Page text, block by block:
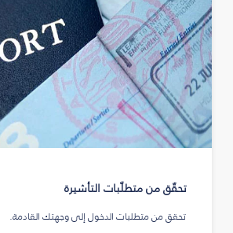
تحقّق من متطلّبات التأشيرة
تحقق من متطلبات الدخول إلى وجهتك القادمة.